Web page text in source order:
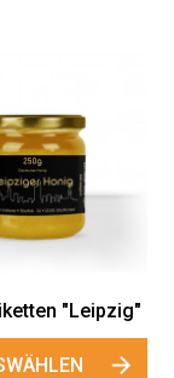
Etiketten
AUSWÄHLEN